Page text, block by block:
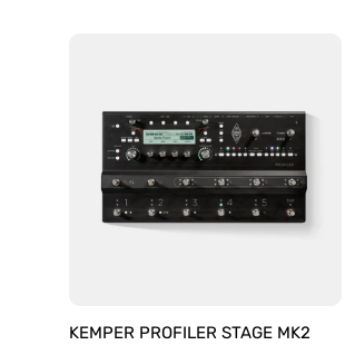
KEMPER PROFILER STAGE MK2